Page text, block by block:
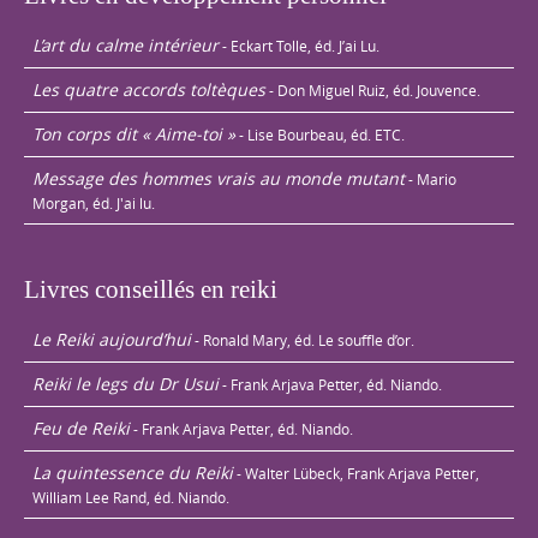
L’art du calme intérieur- Eckart Tolle, éd. J’ai Lu.
Les quatre accords toltèques- Don Miguel Ruiz, éd. Jouvence.
Ton corps dit « Aime-toi »- Lise Bourbeau, éd. ETC.
Message des hommes vrais au monde mutant- Mario
Morgan, éd. J'ai lu.
Livres conseillés en reiki
Le Reiki aujourd’hui- Ronald Mary, éd. Le souffle d’or.
Reiki le legs du Dr Usui- Frank Arjava Petter, éd. Niando.
Feu de Reiki- Frank Arjava Petter, éd. Niando.
La quintessence du Reiki- Walter Lübeck, Frank Arjava Petter,
William Lee Rand, éd. Niando.